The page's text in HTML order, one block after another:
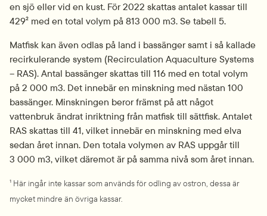
en sjö eller vid en kust. För 2022 skattas antalet kassar till
429² med en total volym på 813 000 m3. Se tabell 5.
Matfisk kan även odlas på land i bassänger samt i så kallade
recirkulerande system (Recirculation Aquaculture Systems
– RAS). Antal bassänger skattas till 116 med en total volym
på 2 000 m3. Det innebär en minskning med nästan 100
bassänger. Minskningen beror främst på att något
vattenbruk ändrat inriktning från matfisk till sättfisk. Antalet
RAS skattas till 41, vilket innebär en minskning med elva
sedan året innan. Den totala volymen av RAS uppgår till
3 000 m3, vilket däremot är på samma nivå som året innan.
¹ Här ingår inte kassar som används för odling av ostron, dessa är
mycket mindre än övriga kassar.